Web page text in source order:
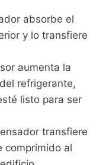
absorbe el
y lo transfiere
aumenta la
refrigerante,
listo para ser
transfiere
comprimido al